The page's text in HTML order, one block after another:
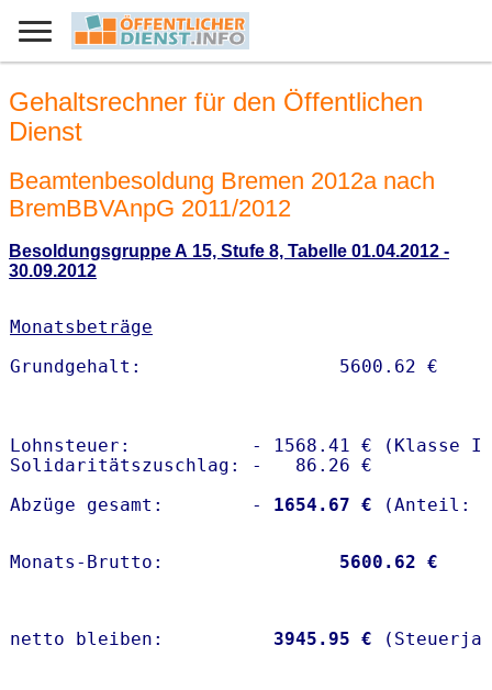
Gehaltsrechner für den Öffentlichen
Dienst
Beamtenbesoldung Bremen 2012a nach
BremBBVAnpG 2011/2012
Besoldungsgruppe A 15, Stufe 8, Tabelle 01.04.2012 -
30.09.2012
Monatsbeträge
Lohnsteuer:           - 1568.41 € (Klasse I)
Solidaritätszuschlag: -   86.26 €
Abzüge gesamt:        -
1654.67 €
Monats-Brutto: 5600.62 €
netto bleiben: 3945.95 €